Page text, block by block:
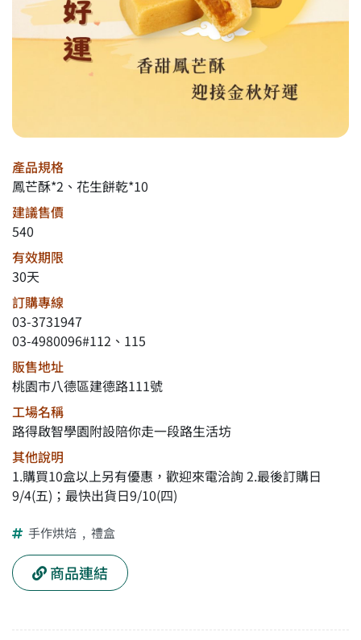
產品規格
鳳芒酥*2、花生餅乾*10
建議售價
540
有效期限
30天
訂購專線
03-3731947
03-4980096#112、115
販售地址
桃園市八德區建德路111號
工場名稱
路得啟智學園附設陪你走一段路生活坊
其他說明
1.購買10盒以上另有優惠，歡迎來電洽詢 2.最後訂購日
9/4(五)；最快出貨日9/10(四)
手作烘焙 , 禮盒
商品連結